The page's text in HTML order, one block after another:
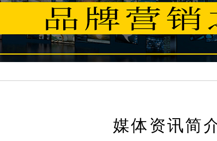
媒体资讯简